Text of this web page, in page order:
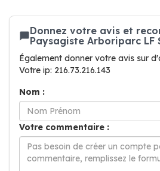
Donnez votre avis et
Paysagiste Arboriparc LF
Également donner votre avis sur
Votre ip: 216.73.216.143
Nom :
Votre commentaire :